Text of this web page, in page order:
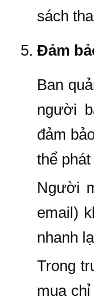
sách
Đảm
Ban
người
đảm
thể
Người
email)
nhanh
Trong
mua